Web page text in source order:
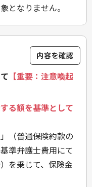
となりません。
内容を確認
【重要：注意喚起
る額を基準として
（普通保険約款の
準弁護士費用にて
を乗じて、保険金